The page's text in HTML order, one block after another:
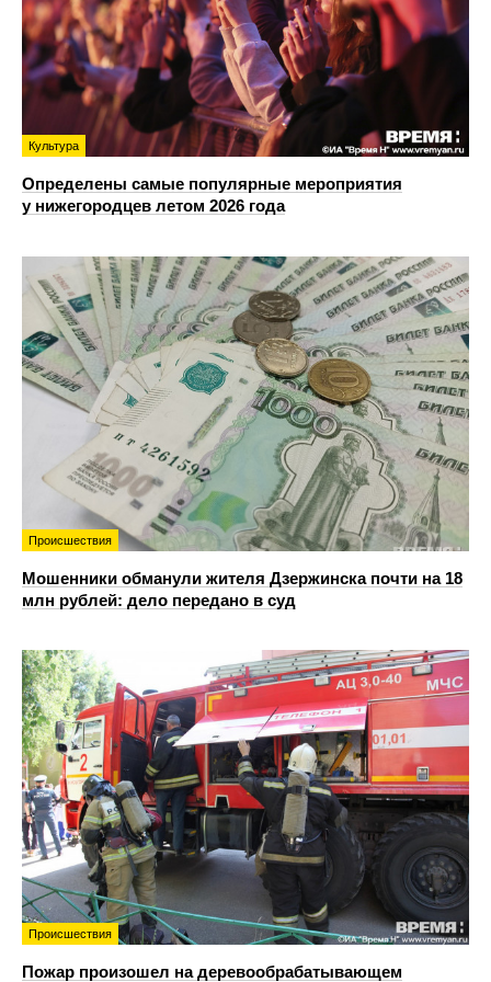
Культура
Определены самые популярные мероприятия
у нижегородцев летом 2026 года
Происшествия
Мошенники обманули жителя Дзержинска почти на 18
млн рублей: дело передано в суд
Происшествия
Пожар произошел на деревообрабатывающем